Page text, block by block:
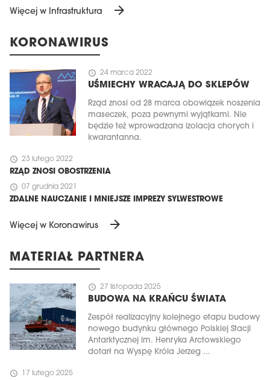
Więcej w Infrastruktura arrow_forward
KORONAWIRUS
schedule 24 marca 2022
UŚMIECHY WRACAJĄ DO SKLEPÓW
Rząd znosi od 28 marca obowiązek noszenia
maseczek, poza pewnymi wyjątkami. Nie
będzie też wprowadzana izolacja chorych i
kwarantanna.
schedule 23 lutego 2022
RZĄD ZNOSI OBOSTRZENIA
schedule 07 grudnia 2021
ZDALNE NAUCZANIE I MNIEJSZE IMPREZY SYLWESTROWE
Więcej w Koronawirus arrow_forward
MATERIAŁ PARTNERA
schedule 27 listopada 2025
BUDOWA NA KRAŃCU ŚWIATA
Zespół realizacyjny kolejnego etapu budowy
nowego budynku głównego Polskiej Stacji
Antarktycznej im. Henryka Arctowskiego
dotarł na Wyspę Króla Jerzeg ...
schedule 17 lutego 2025